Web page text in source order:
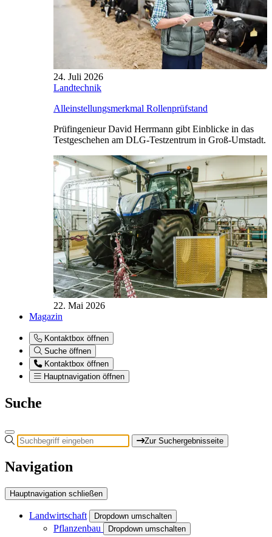
24. Juli 2026
Landtechnik
Alleinstellungsmerkmal Rollenprüfstand
Prüfingenieur David Herrmann gibt Einblicke in das
Testgeschehen am DLG-Testzentrum in Groß-Umstadt.
22. Mai 2026
Magazin
Kontaktbox öffnen
Suche öffnen
Kontaktbox öffnen
Hauptnavigation öffnen
Suche
Zur Suchergebnisseite
Navigation
Hauptnavigation schließen
Landwirtschaft Dropdown umschalten
Pflanzenbau Dropdown umschalten